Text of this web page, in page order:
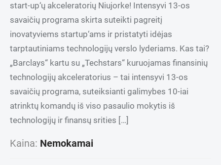
start-up‘ų akceleratorių Niujorke! Intensyvi 13-os
savaičių programa skirta suteikti pagreitį
inovatyviems startup‘ams ir pristatyti idėjas
tarptautiniams technologijų verslo lyderiams. Kas tai?
„Barclays“ kartu su „Techstars“ kuruojamas finansinių
technologijų akceleratorius – tai intensyvi 13-os
savaičių programa, suteiksianti galimybes 10-iai
atrinktų komandų iš viso pasaulio mokytis iš
technologijų ir finansų srities […]
Kaina: Nemokamai